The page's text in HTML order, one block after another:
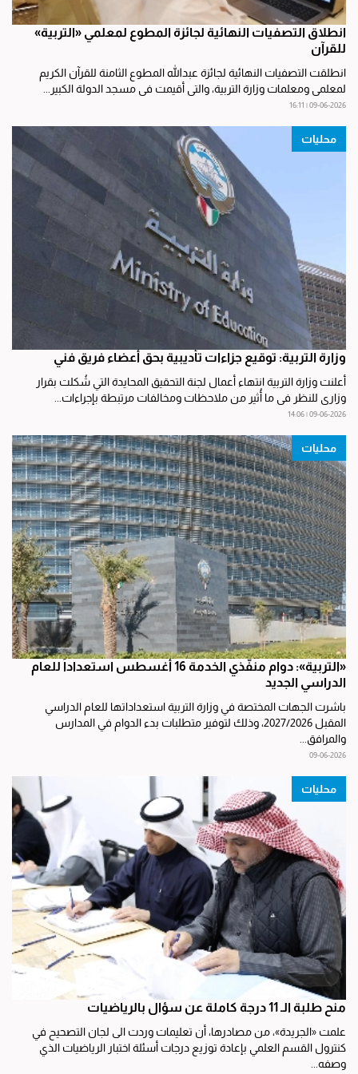
انطلاق التصفيات النهائية لجائزة المطوع لمعلمي «التربية»
للقرآن
انطلقت التصفيات النهائية لجائزة عبدالله المطوع الثامنة للقرآن الكريم
لمعلمي ومعلمات وزارة التربية، والتي أقيمت في مسجد الدولة الكبير...
09-06-2026 | 16:11
محليات
وزارة التربية: توقيع جزاءات تأديبية بحق أعضاء فريق فني
أعلنت وزارة التربية انتهاء أعمال لجنة التحقيق المحايدة التي شُكلت بقرار
وزاري للنظر في ما أُثير من ملاحظات ومخالفات مرتبطة بإجراءات...
09-06-2026 | 14:06
محليات
«التربية»: دوام منفّذي الخدمة 16 أغسطس استعداداً للعام
الدراسي الجديد
باشرت الجهات المختصة في وزارة التربية استعداداتها للعام الدراسي
المقبل 2027/2026، وذلك لتوفير متطلبات بدء الدوام في المدارس
والمرافق...
09-06-2026
محليات
منح طلبة الـ 11 درجة كاملة عن سؤال بالرياضيات
علمت «الجريدة»، من مصادرها، أن تعليمات وردت الى لجان التصحيح في
كنترول القسم العلمي بإعادة توزيع درجات أسئلة اختبار الرياضيات الذي
وصفه...